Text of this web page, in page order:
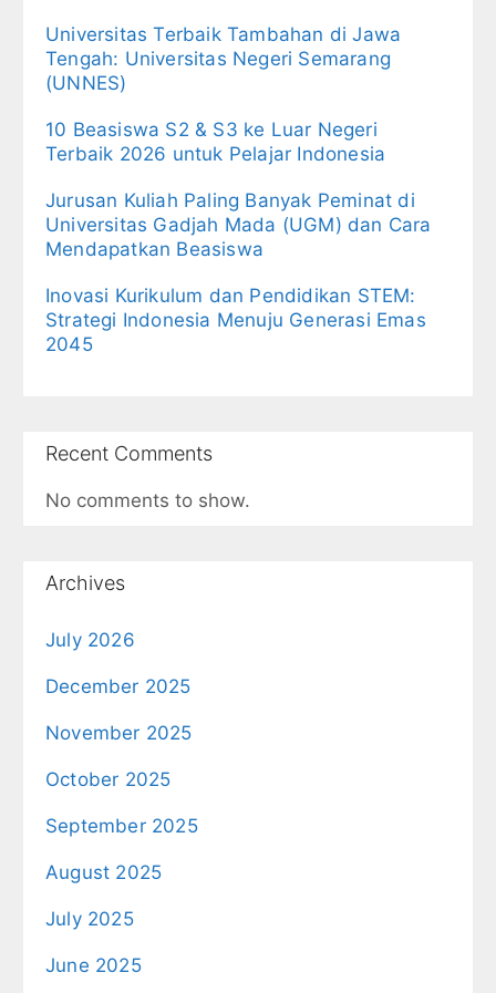
Universitas Terbaik Tambahan di Jawa
Tengah: Universitas Negeri Semarang
(UNNES)
10 Beasiswa S2 & S3 ke Luar Negeri
Terbaik 2026 untuk Pelajar Indonesia
Jurusan Kuliah Paling Banyak Peminat di
Universitas Gadjah Mada (UGM) dan Cara
Mendapatkan Beasiswa
Inovasi Kurikulum dan Pendidikan STEM:
Strategi Indonesia Menuju Generasi Emas
2045
Recent Comments
No comments to show.
Archives
July 2026
December 2025
November 2025
October 2025
September 2025
August 2025
July 2025
June 2025